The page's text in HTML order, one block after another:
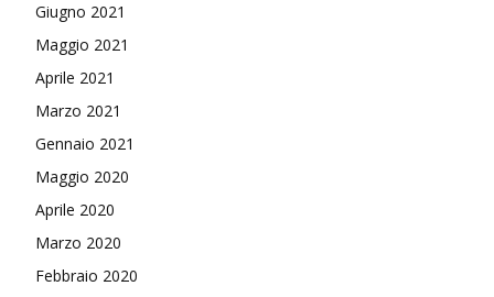
Giugno 2021
Maggio 2021
Aprile 2021
Marzo 2021
Gennaio 2021
Maggio 2020
Aprile 2020
Marzo 2020
Febbraio 2020